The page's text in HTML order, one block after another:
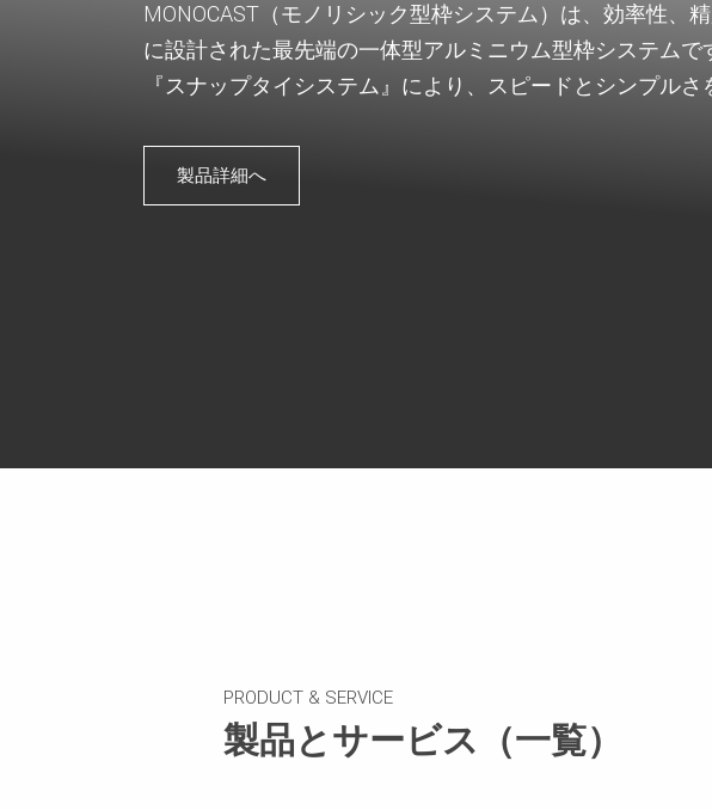
MONOCAST（モノリシック型枠システム）は、効率性、
に設計された最先端の一体型アルミニウム型枠システムで
『スナップタイシステム』により、スピードとシンプルさ
製品詳細へ
PRODUCT & SERVICE
製品とサービス（一覧）